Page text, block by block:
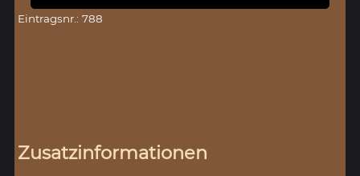
Eintragsnr.: 788
Zusatzinformationen